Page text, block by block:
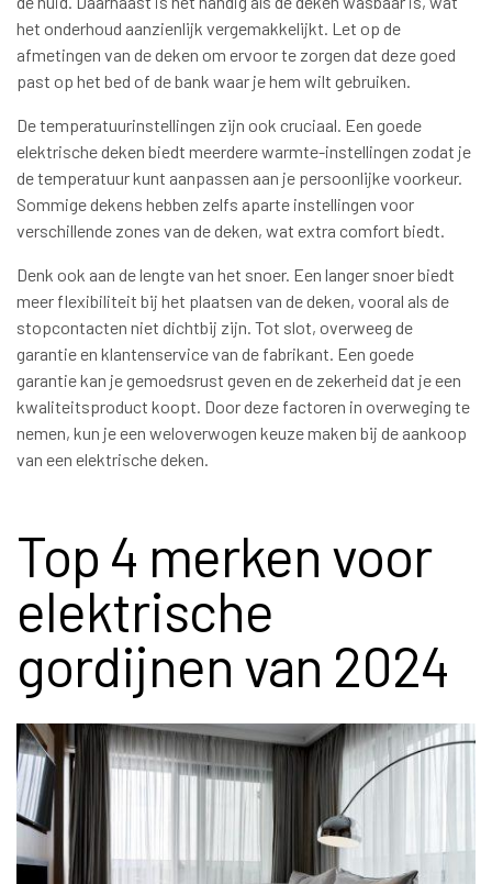
het onderhoud aanzienlijk vergemakkelijkt. Let op de
afmetingen van de deken om ervoor te zorgen dat deze goed
past op het bed of de bank waar je hem wilt gebruiken.
De temperatuurinstellingen zijn ook cruciaal. Een goede
elektrische deken biedt meerdere warmte-instellingen zodat je
de temperatuur kunt aanpassen aan je persoonlijke voorkeur.
Sommige dekens hebben zelfs aparte instellingen voor
verschillende zones van de deken, wat extra comfort biedt.
Denk ook aan de lengte van het snoer. Een langer snoer biedt
meer flexibiliteit bij het plaatsen van de deken, vooral als de
stopcontacten niet dichtbij zijn. Tot slot, overweeg de
garantie en klantenservice van de fabrikant. Een goede
garantie kan je gemoedsrust geven en de zekerheid dat je een
kwaliteitsproduct koopt. Door deze factoren in overweging te
nemen, kun je een weloverwogen keuze maken bij de aankoop
van een elektrische deken.
Top 4 merken voor
elektrische
gordijnen van 2024